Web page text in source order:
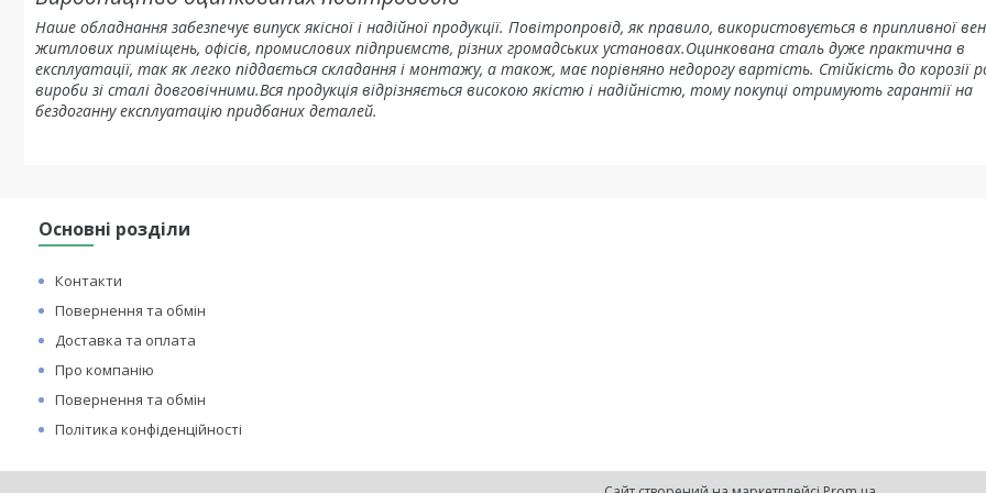
Наше обладнання забезпечує випуск якісної і надійної продукції. Повітропровід, як правило, використовується в припливної
житлових приміщень, офісів, промислових підприємств, різних громадських установах.Оцинкована сталь дуже практична в
експлуатації, так як легко піддається складання і монтажу, а також, має порівняно недорогу вартість. Стійкість до корозії
вироби зі сталі довговічними.Вся продукція відрізняється високою якістю і надійністю, тому покупці отримують гарантії на
бездоганну експлуатацію придбаних деталей.
Основні розділи
Контакти
Повернення та обмін
Доставка та оплата
Про компанію
Повернення та обмін
Політика конфіденційності